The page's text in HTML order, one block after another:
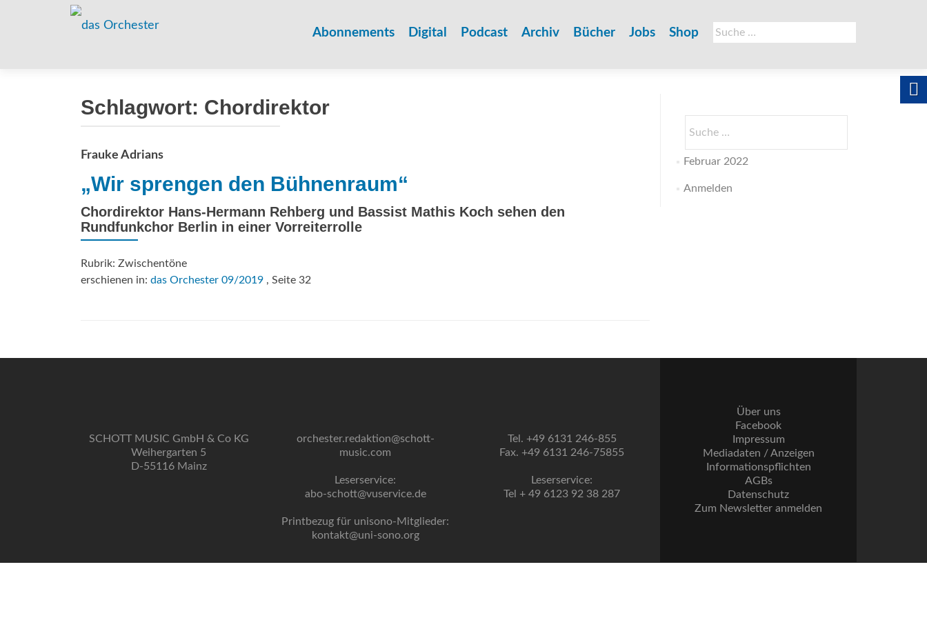
Suche
nach:
Abonnements Digital Podcast Archiv Bücher Jobs Shop
Schlagwort: Chordirektor
Frauke Adrians
„Wir sprengen den Bühnenraum“
Chordirektor Hans-Hermann Rehberg und Bassist Mathis Koch sehen den
Rundfunkchor Berlin in einer Vorreiterrolle
Rubrik: Zwischentöne
erschienen in: das Orchester 09/2019 , Seite 32
nach:
Februar 2022
Anmelden
SCHOTT MUSIC GmbH & Co KG
Weihergarten 5
D-55116 Mainz
orchester.redaktion@schott-
music.com
Leserservice:
abo-schott@vuservice.de
Printbezug für unisono-Mitglieder:
kontakt@uni-sono.org
Tel. +49 6131 246-855
Fax. +49 6131 246-75855
Leserservice:
Tel + 49 6123 92 38 287
Über uns
Facebook
Impressum
Mediadaten / Anzeigen
Informationspflichten
AGBs
Datenschutz
Zum Newsletter anmelden